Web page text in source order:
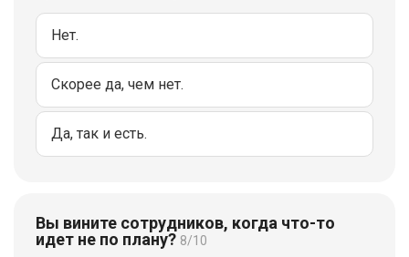
Нет.
Скорее да, чем нет.
Да, так и есть.
Вы вините сотрудников, когда что-то
идет не по плану? 8/10